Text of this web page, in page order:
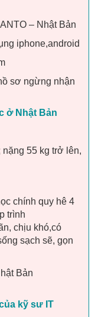
– Nhật Bản
iphone,android
sơ ngừng nhận
ở Nhật Bản
55 kg trở lên,
chính quy hê 4
trình
chịu khó,có
sạch sẽ, gọn
kỹ sư IT